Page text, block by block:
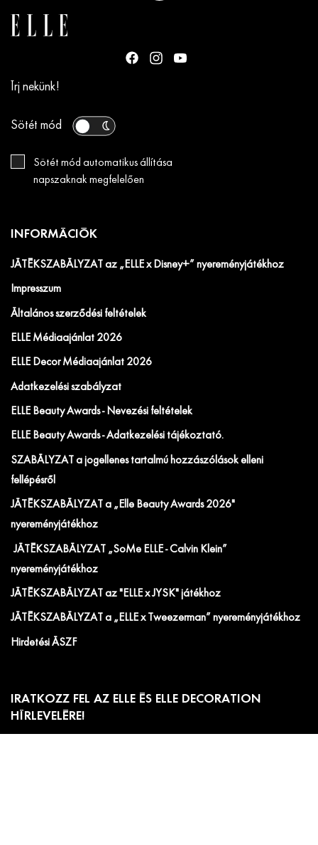
Írj nekünk!
Sötét mód
Sötét mód automatikus állítása
napszaknak megfelelően
INFORMÁCIÓK
JÁTÉKSZABÁLYZAT az „ELLE x Disney+” nyereményjátékhoz
Impresszum
Általános szerződési feltételek
ELLE Médiaajánlat 2026
ELLE Decor Médiaajánlat 2026
Adatkezelési szabályzat
ELLE Beauty Awards - Nevezési feltételek
ELLE Beauty Awards - Adatkezelési tájékoztató.
SZABÁLYZAT a jogellenes tartalmú hozzászólások elleni
fellépésről
JÁTÉKSZABÁLYZAT a „Elle Beauty Awards 2026"
nyereményjátékhoz
JÁTÉKSZABÁLYZAT „SoMe ELLE - Calvin Klein”
nyereményjátékhoz
JÁTÉKSZABÁLYZAT az "ELLE x JYSK" játékhoz
JÁTÉKSZABÁLYZAT a „ELLE x Tweezerman” nyereményjátékhoz
Hirdetési ÁSZF
IRATKOZZ FEL AZ ELLE ÉS ELLE DECORATION
HÍRLEVELÉRE!